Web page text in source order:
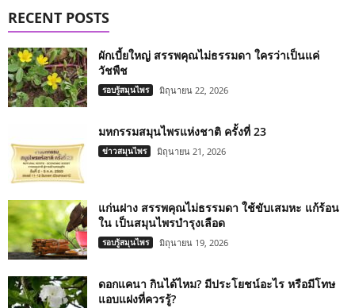
RECENT POSTS
ผักเบี้ยใหญ่ สรรพคุณไม่ธรรมดา ใครว่าเป็นแค่
วัชพืช
รอบรู้สมุนไพร มิถุนายน 22, 2026
มหกรรมสมุนไพรแห่งชาติ ครั้งที่ 23
ข่าวสมุนไพร มิถุนายน 21, 2026
แก่นฝาง สรรพคุณไม่ธรรมดา ใช้ขับเสมหะ แก้ร้อน
ใน เป็นสมุนไพรบำรุงเลือด
รอบรู้สมุนไพร มิถุนายน 19, 2026
ดอกแคนา กินได้ไหม? มีประโยชน์อะไร หรือมีโทษ
แอบแฝงที่ควรรู้?